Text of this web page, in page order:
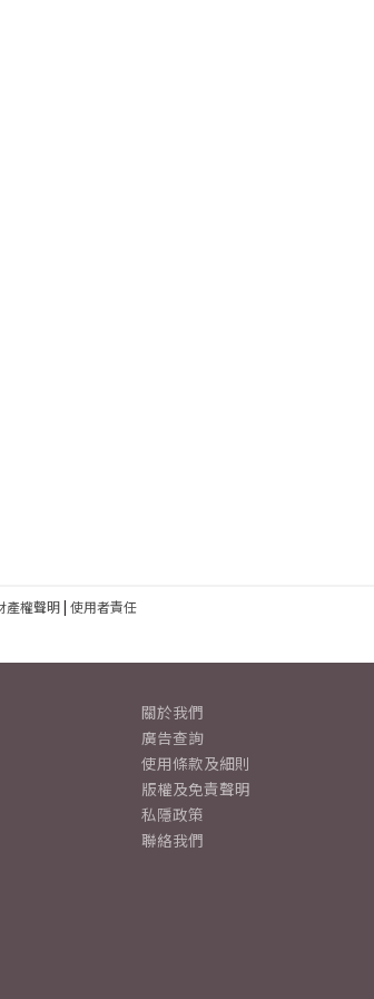
產權聲明| 使用者責任
關於我們
廣告查詢
使用條款及細則
版權及免責聲明
私隱政策
聯絡我們